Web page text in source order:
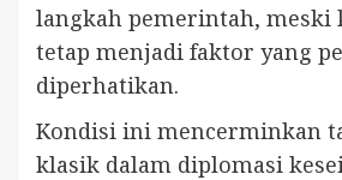
langkah pemerintah,
tetap menjadi faktor yang
diperhatikan.
Kondisi ini mencerminkan
klasik dalam diplomasi